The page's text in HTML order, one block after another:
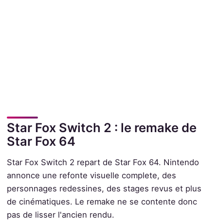
Star Fox Switch 2 : le remake de
Star Fox 64
Star Fox Switch 2 repart de Star Fox 64. Nintendo
annonce une refonte visuelle complete, des
personnages redessines, des stages revus et plus
de cinématiques. Le remake ne se contente donc
pas de lisser l'ancien rendu.